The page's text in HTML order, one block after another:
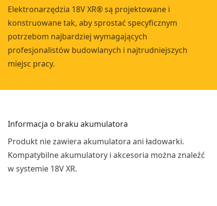
Elektronarzędzia 18V XR® są projektowane i
konstruowane tak, aby sprostać specyficznym
potrzebom najbardziej wymagających
profesjonalistów budowlanych i najtrudniejszych
miejsc pracy.
Informacja o braku akumulatora
Produkt nie zawiera akumulatora ani ładowarki.
Kompatybilne akumulatory i akcesoria można znaleźć
w systemie 18V XR.